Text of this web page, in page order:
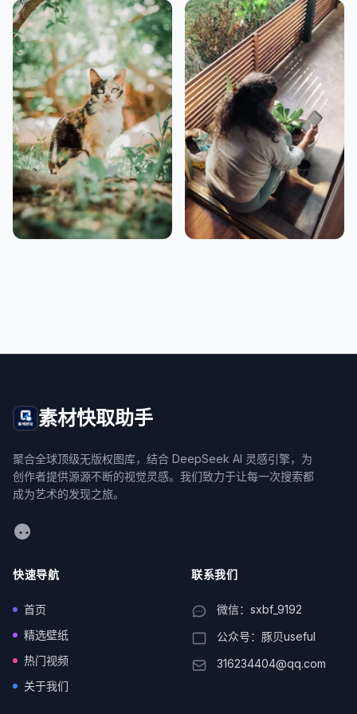
素材快取助手
聚合全球顶级无版权图库，结合 DeepSeek AI 灵感引擎，为
创作者提供源源不断的视觉灵感。我们致力于让每一次搜索都
成为艺术的发现之旅。
WeChat
快速导航
首页
精选壁纸
热门视频
关于我们
联系我们
微信：sxbf_9192
公众号：豚贝useful
316234404@qq.com